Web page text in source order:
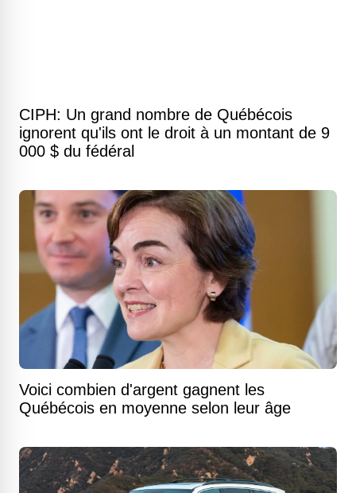
CIPH: Un grand nombre de Québécois
ignorent qu'ils ont le droit à un montant de 9
000 $ du fédéral
Voici combien d'argent gagnent les
Québécois en moyenne selon leur âge